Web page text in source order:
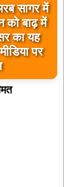
सागर में
को बाढ़ में
का यह
पर